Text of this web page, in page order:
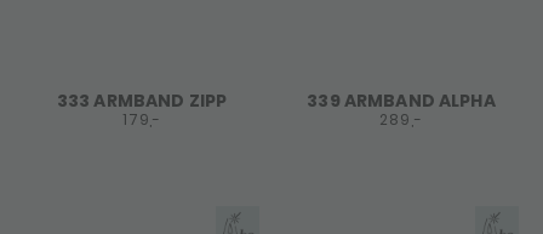
333 ARMBAND ZIPP
179,-
339 ARMBAND ALPHA
289,-